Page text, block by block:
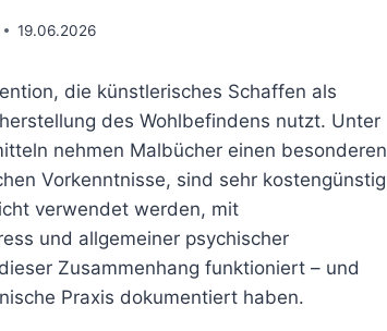
19.06.2026
die künstlerisches Schaffen als
des Wohlbefindens nutzt. Unter
nehmen Malbücher einen besonderen
Vorkenntnisse, sind sehr kostengünstig
verwendet werden, mit
und allgemeiner psychischer
Zusammenhang funktioniert – und
Praxis dokumentiert haben.